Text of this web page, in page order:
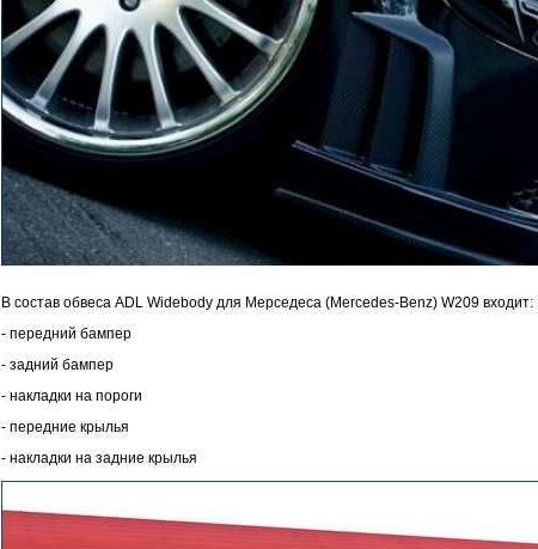
В состав обвеса ADL Widebody для Мерседеса (Mercedes-Benz) W209 входит:
- передний бампер
- задний бампер
- накладки на пороги
- передние крылья
- накладки на задние крылья